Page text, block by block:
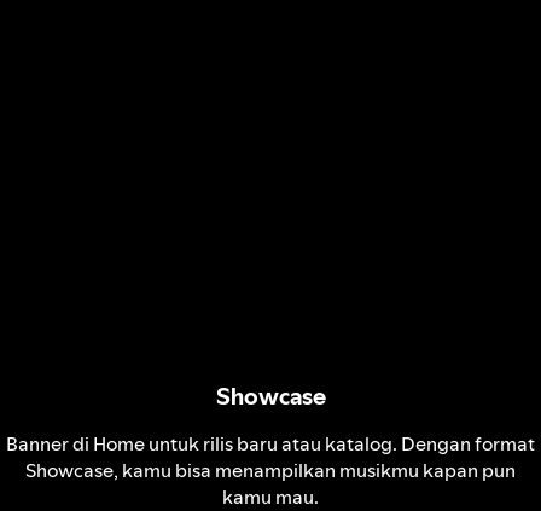
Showcase
Banner di Home untuk rilis baru atau katalog. Dengan format
Showcase, kamu bisa menampilkan musikmu kapan pun
kamu mau.